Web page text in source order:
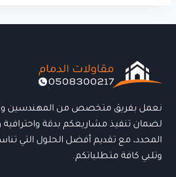
نعمل بفريق متخصص من المهندسين
لضمان تنفيذ مشاريعكم بدقة
المحدد، مع تقديم أفضل الحلول التي
وتلبي كافة متطلباتكم.